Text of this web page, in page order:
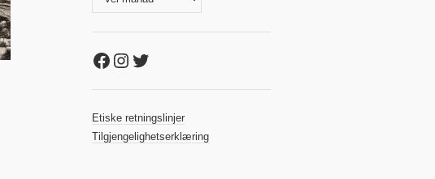
Facebook
Instagram
Twitter
Etiske retningslinjer
Tilgjengelighetserklæring